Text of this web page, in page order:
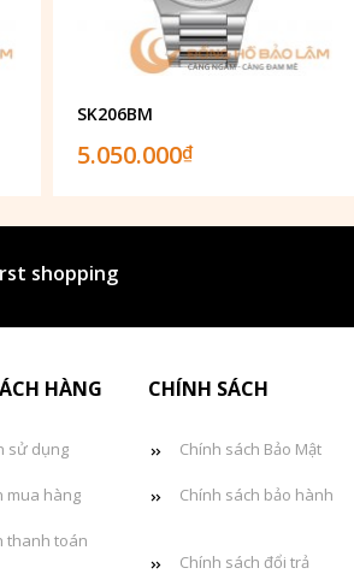
SK206BM
5.050.000₫
shopping
HÀNG
sử dụng
mua hàng
thanh toán
CHÍNH SÁCH
Chính sách Bảo Mật
Chính sách bảo hành
Chính sách đổi trả